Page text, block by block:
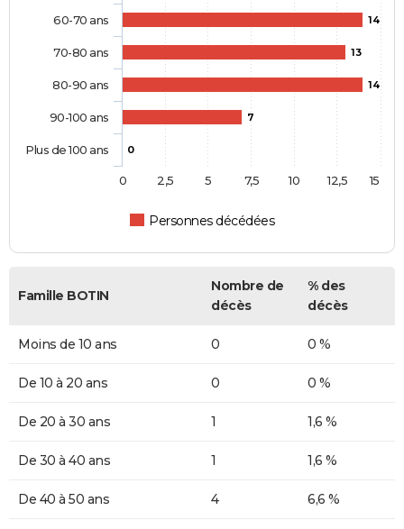
14
13
14
7
0
Personnes décédées
60-70 ans
70-80 ans
80-90 ans
90-100 ans
Plus de 100 ans
0 2,5 5 7,5 10 12,5 15
Famille BOTIN
Nombre de
décès
% des
décès
Moins de 10 ans 0 0 %
De 10 à 20 ans 0 0 %
De 20 à 30 ans 1 1,6 %
De 30 à 40 ans 1 1,6 %
De 40 à 50 ans 4 6,6 %